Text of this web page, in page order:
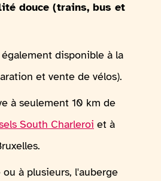
douce (trains, bus et
disponible à la
et vente de vélos).
à seulement 10 km de
South Charleroi et à
à plusieurs, l'auberge